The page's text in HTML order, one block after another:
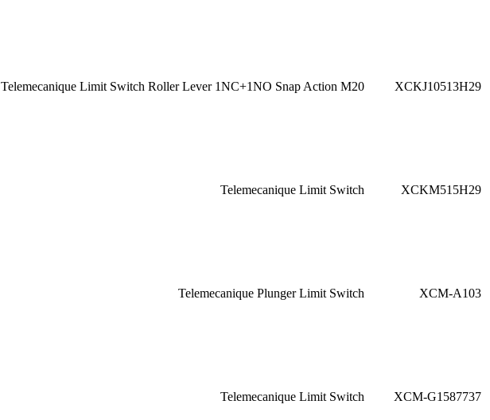
XCKJ10513H29
Telemecanique Limit Switch Roller Lever 1NC+1NO Snap Action M20
XCKM515H29
Telemecanique Limit Switch
XCM-A103
Telemecanique Plunger Limit Switch
XCM-G1587737
Telemecanique Limit Switch